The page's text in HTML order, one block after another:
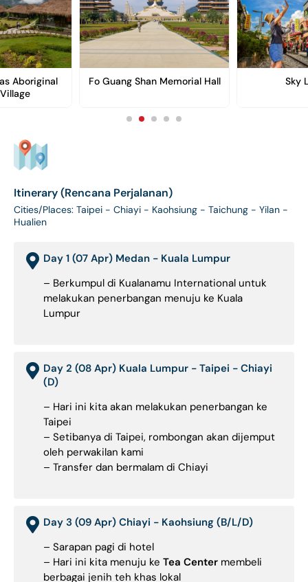
Aboriginal
Fo Guang Shan Memorial Hall Sky
Itinerary (Rencana Perjalanan)
Cities/Places: Taipei - Chiayi - Kaohsiung - Taichung - Yilan -
Hualien
Day 1 (07 Apr) Medan - Kuala Lumpur
– Berkumpul di Kualanamu International untuk
melakukan penerbangan menuju ke Kuala
Lumpur
Day 2 (08 Apr) Kuala Lumpur - Taipei - Chiayi
(D)
– Hari ini kita akan melakukan penerbangan ke
Taipei
– Setibanya di Taipei, rombongan akan dijemput
oleh perwakilan kami
– Transfer dan bermalam di Chiayi
Day 3 (09 Apr) Chiayi - Kaohsiung (B/L/D)
– Sarapan pagi di hotel
– Hari ini kita menuju ke Tea Center membeli
berbagai jenih teh khas lokal